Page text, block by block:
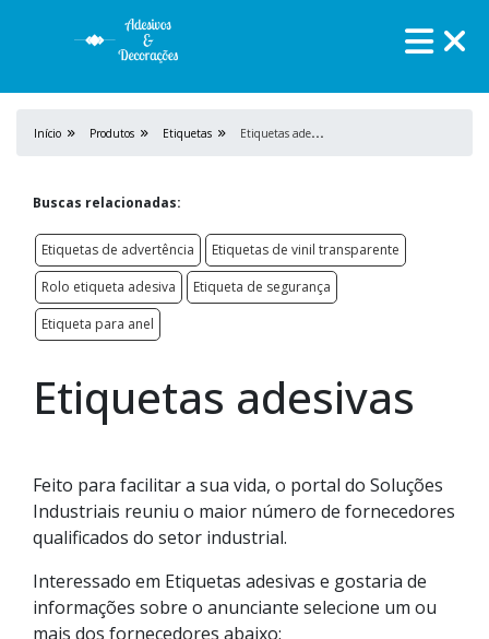
Início Produtos Etiquetas E
tiquetas adesivas
Buscas relacionadas:
Etiquetas de advertência
Etiquetas de vinil transparente
Rolo etiqueta adesiva
Etiqueta de segurança
Etiqueta para anel
Etiquetas adesivas
Feito para facilitar a sua vida, o portal do Soluções
Industriais reuniu o maior número de fornecedores
qualificados do setor industrial.
Interessado em Etiquetas adesivas e gostaria de
informações sobre o anunciante selecione um ou
mais dos fornecedores abaixo: